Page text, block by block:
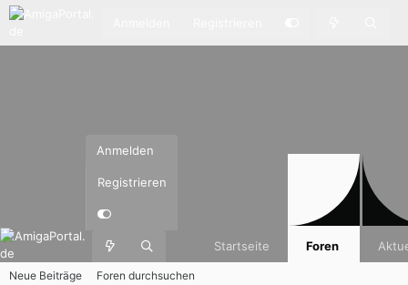
Anmelden
Registrieren
Startseite Foren
Neue Beiträge Foren durchsuchen